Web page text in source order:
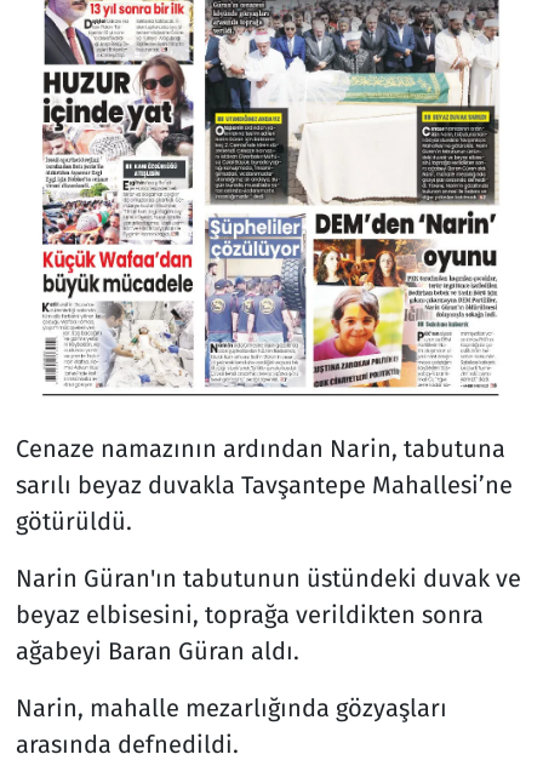
Cenaze namazının ardından Narin, tabutuna
sarılı beyaz duvakla Tavşantepe Mahallesi’ne
götürüldü.
Narin Güran'ın tabutunun üstündeki duvak ve
beyaz elbisesini, toprağa verildikten sonra
ağabeyi Baran Güran aldı.
Narin, mahalle mezarlığında gözyaşları
arasında defnedildi.